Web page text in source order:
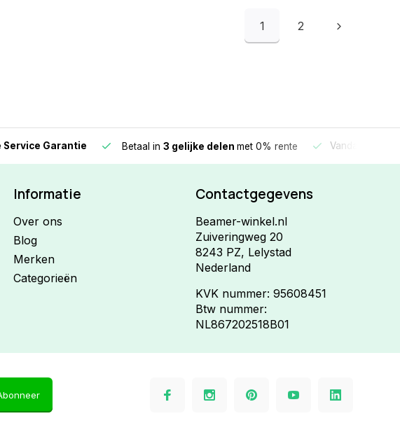
1 2
Service Garantie Betaal in 3 gelijke delen met 0% rente Vandaag
Informatie
Over ons
Blog
Merken
Categorieën
Contactgegevens
Beamer-winkel.nl
Zuiveringweg 20
8243 PZ, Lelystad
Nederland
KVK nummer: 95608451
Btw nummer:
NL867202518B01